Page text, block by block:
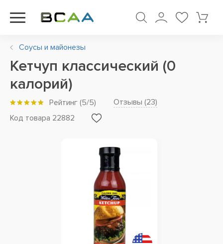
Соусы и майонезы
Кетчуп классический (0
калорий)
Рейтинг (5/5) Отзывы (23)
Код товара 22882